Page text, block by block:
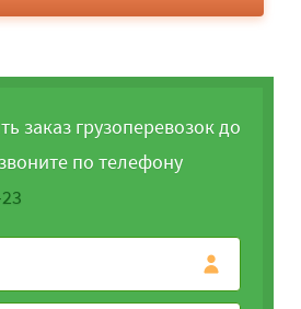
заказ грузоперевозок до
по телефону